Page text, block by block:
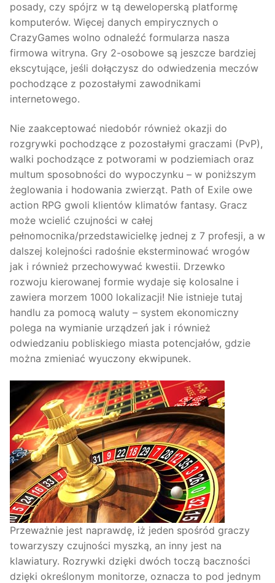
posady, czy spójrz w tą deweloperską platformę
komputerów. Więcej danych empirycznych o
CrazyGames wolno odnaleźć formularza nasza
firmowa witryna. Gry 2-osobowe są jeszcze bardziej
ekscytujące, jeśli dołączysz do odwiedzenia meczów
pochodzące z pozostałymi zawodnikami
internetowego.
Nie zaakceptować niedobór również okazji do
rozgrywki pochodzące z pozostałymi graczami (PvP),
walki pochodzące z potworami w podziemiach oraz
multum sposobności do wypoczynku – w poniższym
żeglowania i hodowania zwierząt. Path of Exile owe
action RPG gwoli klientów klimatów fantasy. Gracz
może wcielić czujności w całej
pełnomocnika/przedstawicielkę jednej z 7 profesji, a w
dalszej kolejności radośnie eksterminować wrogów
jak i również przechowywać kwestii. Drzewko
rozwoju kierowanej formie wydaje się kolosalne i
zawiera morzem 1000 lokalizacji! Nie istnieje tutaj
handlu za pomocą waluty – system ekonomiczny
polega na wymianie urządzeń jak i również
odwiedzaniu pobliskiego miasta potencjałów, gdzie
można zmieniać wyuczony ekwipunek.
Przeważnie jest naprawdę, iż jeden spośród graczy
towarzyszy czujności myszką, an inny jest na
klawiatury. Rozrywki dzięki dwóch toczą baczności
dzięki określonym monitorze, oznacza to pod jednym